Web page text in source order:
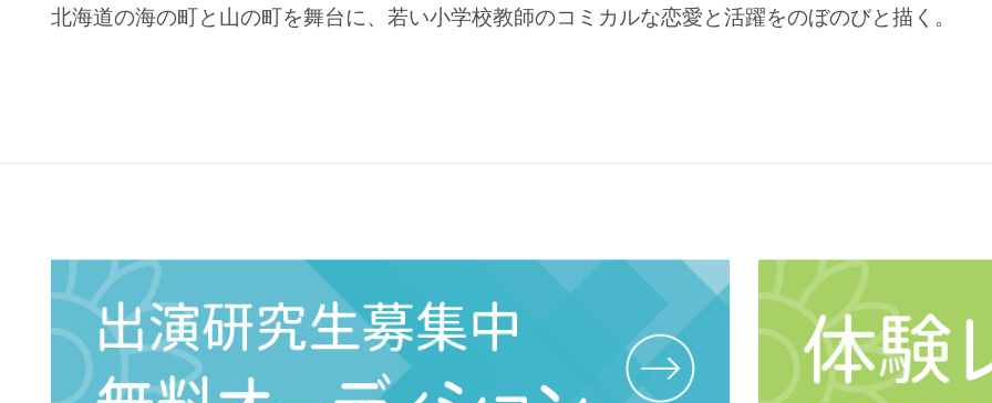
北海道の海の町と山の町を舞台に、若い小学校教師のコミカルな恋愛と活躍をのぼのびと描く。